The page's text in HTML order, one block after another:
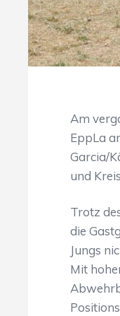
Am
EppLa
Garcia/
und
Trotz
die
Jungs
Mit